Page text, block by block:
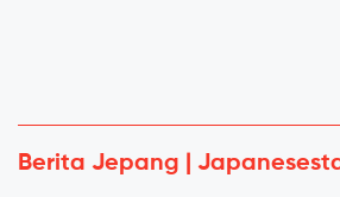
Berita Jepang |